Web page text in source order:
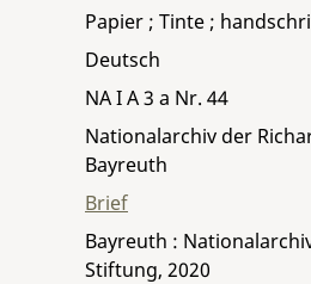
Papier ; Tinte ;
Deutsch
NA I A 3 a Nr. 44
Nationalarchiv der
Bayreuth
Brief
Bayreuth :
Stiftung, 2020